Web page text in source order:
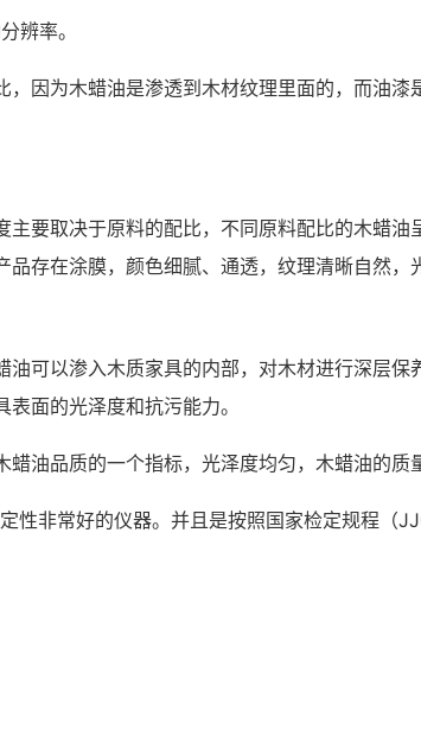
辨率。
因为木蜡油是渗透到木材纹理里面的，而油漆
要取决于原料的配比，不同原料配比的木蜡油
存在涂膜，颜色细腻、通透，纹理清晰自然，
可以渗入木质家具的内部，对木材进行深层保
面的光泽度和抗污能力。
油品质的一个指标，光泽度均匀，木蜡油的质
性非常好的仪器。并且是按照国家检定规程（